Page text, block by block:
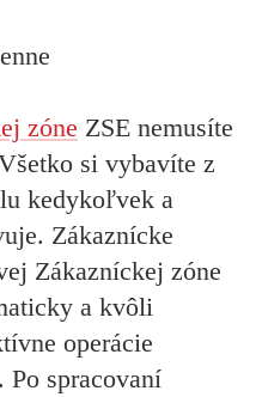
zóne ZSE nemusíte
si vybavíte z
kedykoľvek a
Zákaznícke
Zákazníckej zóne
a kvôli
operácie
Po spracovaní